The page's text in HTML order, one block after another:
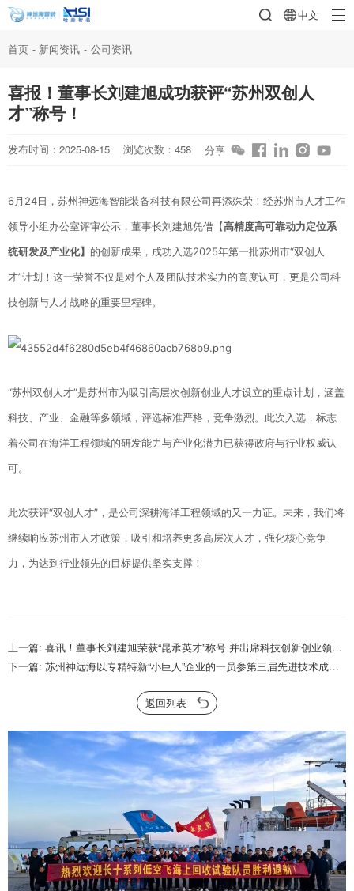
中文
首页 - 新闻资讯 - 公司资讯
喜报！董事长刘建旭成功获评“苏州双创人
才”称号！
发布时间：2025-08-15 浏览次数：458 分享
6月24日，苏州神远海智能装备科技有限公司再添殊荣！经苏州市人才工作
领导小组办公室评审公示，董事长刘建旭凭借【高精度高可靠动力定位系
统研发及产业化】 的创新成果，成功入选2025年第一批苏州市“双创人
才”计划！这一荣誉不仅是对个人及团队技术实力的高度认可，更是公司科
技创新与人才战略的重要里程碑。
“苏州双创人才”是苏州市为吸引高层次创新创业人才设立的重点计划，涵盖
科技、产业、金融等多领域，评选标准严格，竞争激烈。此次入选，标志
着公司在海洋工程领域的研发能力与产业化潜力已获得政府与行业权威认
可。
此次获评“双创人才”，是公司深耕海洋工程领域的又一力证。未来，我们将
继续响应苏州市人才政策，吸引和培养更多高层次人才，强化核心竞争
力，为达到行业领先的目标提供坚实支撑！
上一篇: 喜讯！董事长刘建旭荣获“昆承英才”称号 并出席科技创新创业领军
人才授牌仪式
下一篇: 苏州神远海以专精特新“小巨人”企业的一员参第三届先进技术成果
返回列表